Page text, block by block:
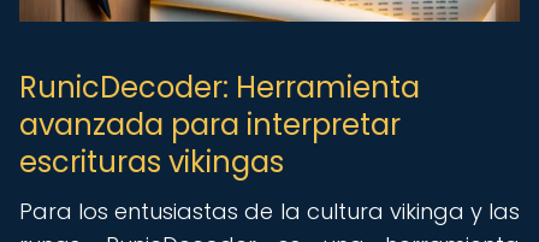
RunicDecoder: Herramienta
avanzada para interpretar
escrituras vikingas
Para los entusiastas de la cultura vikinga y las